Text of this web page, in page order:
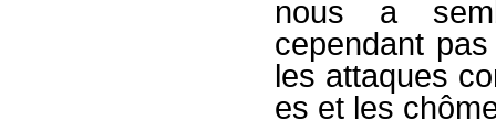
nous a
cependant
les attaques
es et les